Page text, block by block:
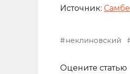
Источник:
неклиновский
Оцените статью